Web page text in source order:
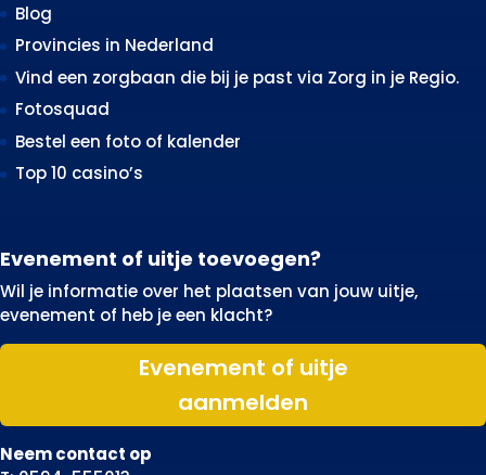
Blog
Provincies in Nederland
Vind een zorgbaan die bij je past via Zorg in je Regio.
Fotosquad
Bestel een foto of kalender
Top 10 casino’s
Evenement of uitje toevoegen?
Wil je informatie over het plaatsen van jouw uitje,
evenement of heb je een klacht?
Evenement of uitje
aanmelden
Neem contact op